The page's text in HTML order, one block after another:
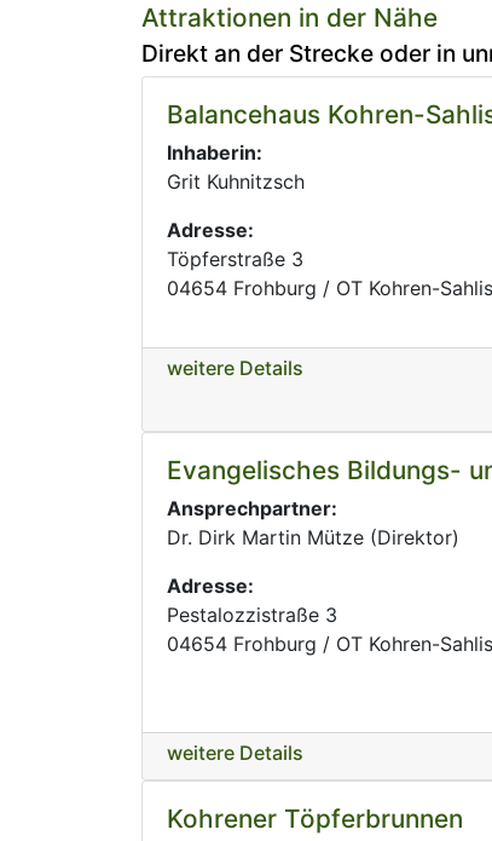
Attraktionen in der Nähe
Direkt an der Strecke oder in
Balancehaus Kohren-
Inhaberin:
Grit Kuhnitzsch
Adresse:
Töpferstraße 3
04654 Frohburg / OT Kohren-Sahlis
weitere Details
Evangelisches Bildungs-
Ansprechpartner:
Dr. Dirk Martin Mütze (Direktor)
Adresse:
Pestalozzistraße 3
04654 Frohburg / OT Kohren-Sahlis
weitere Details
Kohrener Töpferbrunnen